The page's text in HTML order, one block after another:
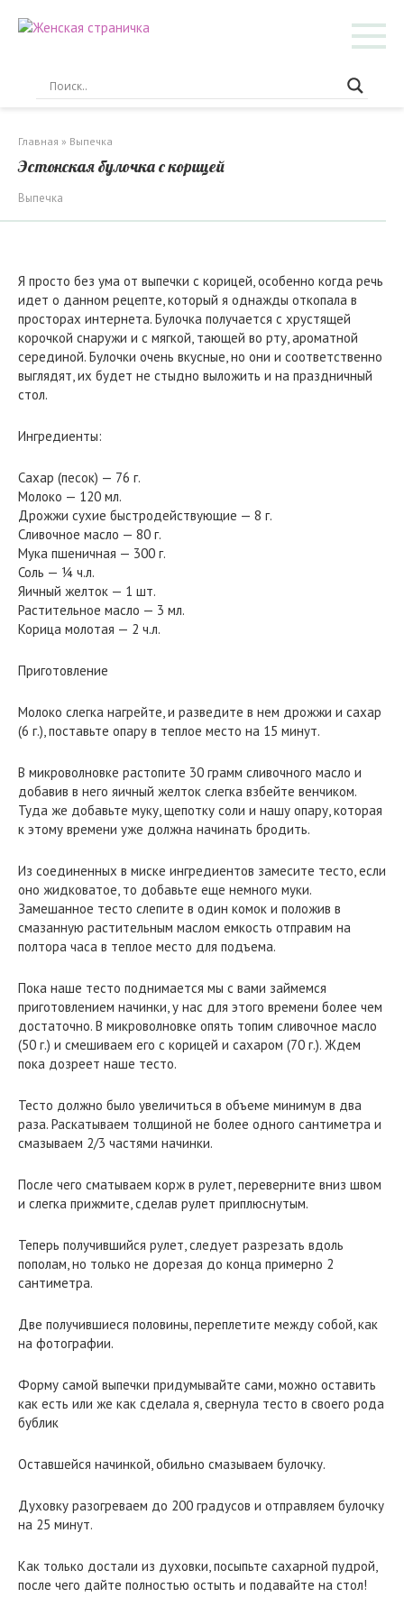
Главная » Выпечка
Эстонская булочка с корицей
Выпечка
Я просто без ума от выпечки с корицей, особенно когда речь
идет о данном рецепте, который я однажды откопала в
просторах интернета. Булочка получается с хрустящей
корочкой снаружи и с мягкой, тающей во рту, ароматной
серединой. Булочки очень вкусные, но они и соответственно
выглядят, их будет не стыдно выложить и на праздничный
стол.
Ингредиенты:
Сахар (песок) — 76 г.
Молоко — 120 мл.
Дрожжи сухие быстродействующие — 8 г.
Сливочное масло — 80 г.
Мука пшеничная — 300 г.
Соль — ¼ ч.л.
Яичный желток — 1 шт.
Растительное масло — 3 мл.
Корица молотая — 2 ч.л.
Приготовление
Молоко слегка нагрейте, и разведите в нем дрожжи и сахар
(6 г.), поставьте опару в теплое место на 15 минут.
В микроволновке растопите 30 грамм сливочного масло и
добавив в него яичный желток слегка взбейте венчиком.
Туда же добавьте муку, щепотку соли и нашу опару, которая
к этому времени уже должна начинать бродить.
Из соединенных в миске ингредиентов замесите тесто, если
оно жидковатое, то добавьте еще немного муки.
Замешанное тесто слепите в один комок и положив в
смазанную растительным маслом емкость отправим на
полтора часа в теплое место для подъема.
Пока наше тесто поднимается мы с вами займемся
приготовлением начинки, у нас для этого времени более чем
достаточно. В микроволновке опять топим сливочное масло
(50 г.) и смешиваем его с корицей и сахаром (70 г.). Ждем
пока дозреет наше тесто.
Тесто должно было увеличиться в объеме минимум в два
раза. Раскатываем толщиной не более одного сантиметра и
смазываем 2/3 частями начинки.
После чего сматываем корж в рулет, переверните вниз швом
и слегка прижмите, сделав рулет приплюснутым.
Теперь получившийся рулет, следует разрезать вдоль
пополам, но только не дорезая до конца примерно 2
сантиметра.
Две получившиеся половины, переплетите между собой, как
на фотографии.
Форму самой выпечки придумывайте сами, можно оставить
как есть или же как сделала я, свернула тесто в своего рода
бублик
Оставшейся начинкой, обильно смазываем булочку.
Духовку разогреваем до 200 градусов и отправляем булочку
на 25 минут.
Как только достали из духовки, посыпьте сахарной пудрой,
после чего дайте полностью остыть и подавайте на стол!